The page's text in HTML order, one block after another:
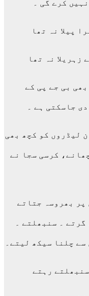
کرے گی ۔
پیلا نہ تھا
زہریلا نہ تھا
بی جے پی کے
جاسکتی ہے ۔
لیڈروں کو کچھ بھی
کرسی سجا نے
پر بھروسہ جتاتے
۔ سنبھلتے ۔
چلنا سیکھ لیتے۔
رہتے